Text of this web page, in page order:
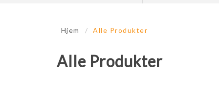
Hjem / Alle Produkter
Alle Produkter